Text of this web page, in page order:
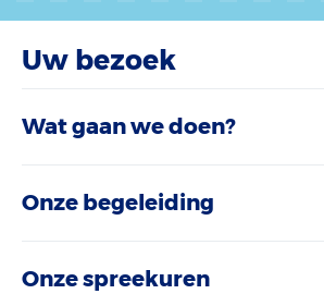
Uw bezoek
Wat gaan we doen?
Onze begeleiding
Onze spreekuren